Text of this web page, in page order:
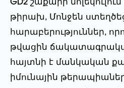
GD2 շաքարի
թիրախ, Մոնջեն
հարաբերություններ,
թվացին
հայտնի է մանկական
իմունային